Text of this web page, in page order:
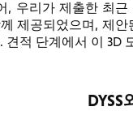
, 우리가 제출한 최
제공되었으며, 제
견적 단계에서 이 3D